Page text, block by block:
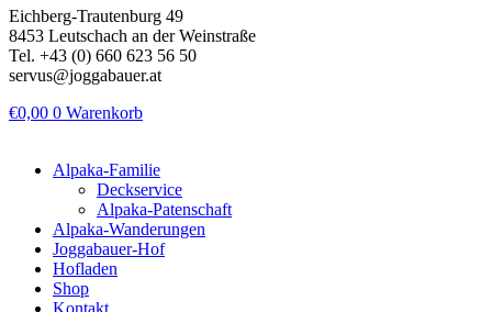
Eichberg-Trautenburg 49
8453 Leutschach an der Weinstraße
Tel. +43 (0) 660 623 56 50
servus@joggabauer.at
€0,00 0 Warenkorb
Alpaka-Familie
Deckservice
Alpaka-Patenschaft
Alpaka-Wanderungen
Joggabauer-Hof
Hofladen
Shop
Kontakt